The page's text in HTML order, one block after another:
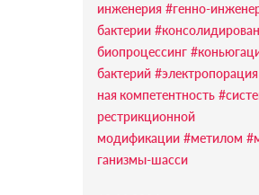
инженерия #генно-
бактерии
биопроцессинг
бактерий #электропорация
ная компетентность
рестрикционной
модификации #метилом
ганизмы-шасси